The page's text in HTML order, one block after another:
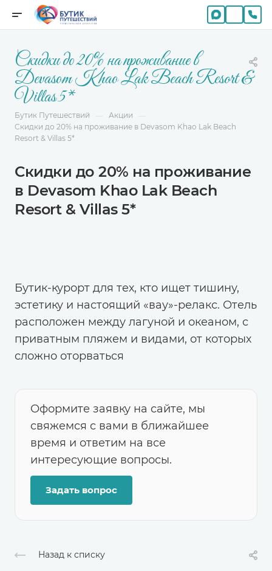
Скидки до 20% на проживание в
Devasom Khao Lak Beach Resort &
Villas 5*
Бутик Путешествий Акции
Скидки до 20% на проживание в Devasom Khao Lak Beach
Resort & Villas 5*
Скидки до 20% на проживание
в Devasom Khao Lak Beach
Resort & Villas 5*
Бутик-курорт для тех, кто ищет тишину,
эстетику и настоящий «вау»-релакс. Отель
расположен между лагуной и океаном, с
приватным пляжем и видами, от которых
сложно оторваться
Оформите заявку на сайте, мы
свяжемся с вами в ближайшее
время и ответим на все
интересующие вопросы.
Задать вопрос
Назад к списку